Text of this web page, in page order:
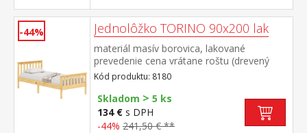
-44% Jednolôžko TORINO 90x200 lak
materiál masív borovica, lakované
prevedenie cena vrátane roštu (drevený
latkový) bez matraca odporúčaný rozmer
matraca 90 × 200 cm
Kód produktu: 8180
Skladom > 5 ks
134 € s DPH
-44% 241,50 € **